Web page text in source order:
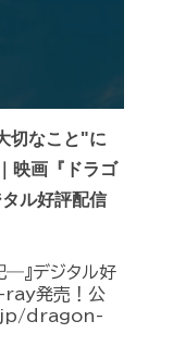
切なこと"に
映画『ドラゴ
ル好評配信
―』デジタル好
発売！公
dragon-